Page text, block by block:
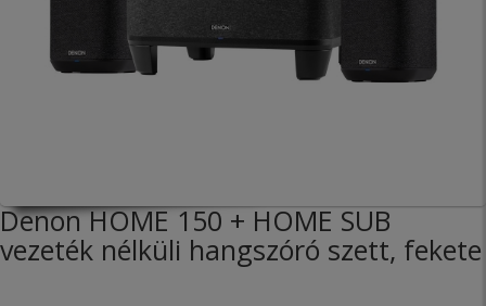
Denon HOME 150 + HOME SUB
vezeték nélküli hangszóró szett, fekete